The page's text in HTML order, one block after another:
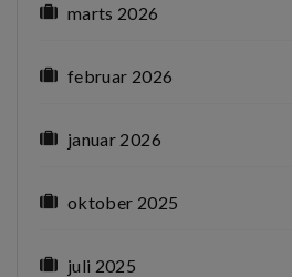
marts 2026
februar 2026
januar 2026
oktober 2025
juli 2025